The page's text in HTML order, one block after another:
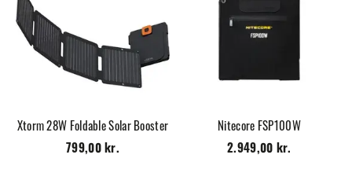
Xtorm 28W Foldable Solar Booster
799,00 kr.
Nitecore FSP100W
2.949,00 kr.